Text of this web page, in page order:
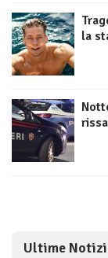
la
Ultime